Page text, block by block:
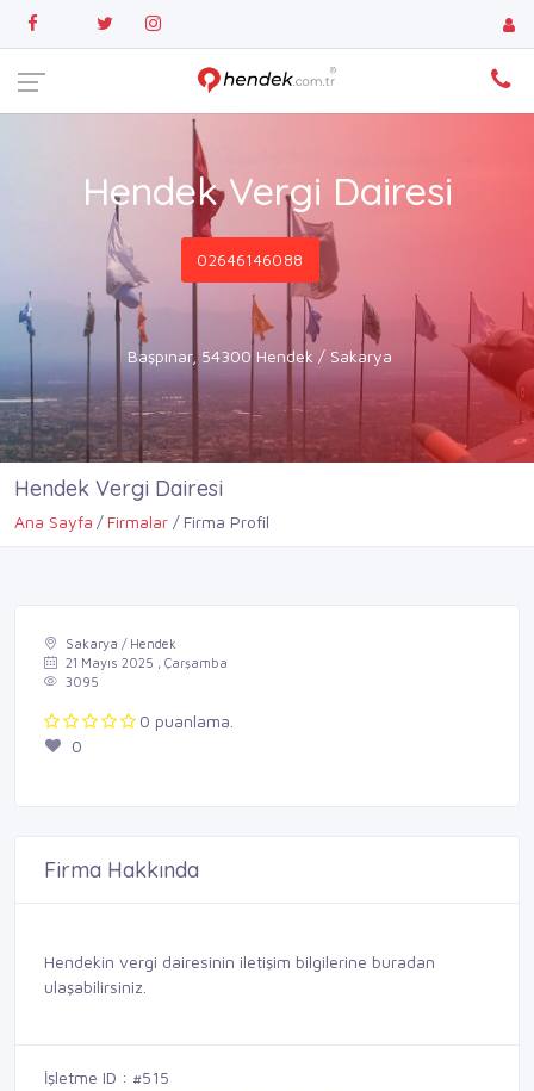
Hendek Vergi Dairesi
02646146088
Başpınar, 54300 Hendek / Sakarya
Hendek Vergi Dairesi
Ana Sayfa Firmalar Firma Profil
Sakarya / Hendek
21 Mayıs 2025 , Çarşamba
3095
0 puanlama.
0
Firma Hakkında
Hendekin vergi dairesinin iletişim bilgilerine buradan
ulaşabilirsiniz.
İşletme ID : #515